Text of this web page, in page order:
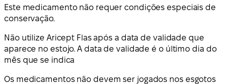
Este medicamento não requer condições especiais de
conservação.
Não utilize Aricept Flas após a data de validade que
aparece no estojo. A data de validade é o último dia do
mês que se indica
Os medicamentos não devem ser jogados nos esgotos